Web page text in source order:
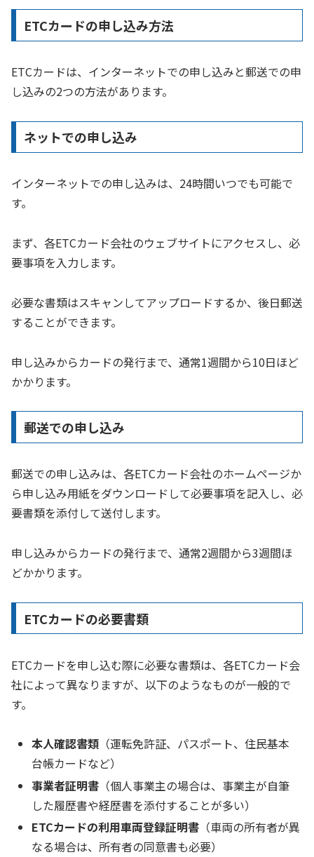
ETCカードの申し込み方法
ETCカードは、インターネットでの申し込みと郵送での申
し込みの2つの方法があります。
ネットでの申し込み
インターネットでの申し込みは、24時間いつでも可能で
す。
まず、各ETCカード会社のウェブサイトにアクセスし、必
要事項を入力します。
必要な書類はスキャンしてアップロードするか、後日郵送
することができます。
申し込みからカードの発行まで、通常1週間から10日ほど
かかります。
郵送での申し込み
郵送での申し込みは、各ETCカード会社のホームページか
ら申し込み用紙をダウンロードして必要事項を記入し、必
要書類を添付して送付します。
申し込みからカードの発行まで、通常2週間から3週間ほ
どかかります。
ETCカードの必要書類
ETCカードを申し込む際に必要な書類は、各ETCカード会
社によって異なりますが、以下のようなものが一般的で
す。
本人確認書類 （運転免許証、パスポート、住民基本
台帳カードなど）
事業者証明書 （個人事業主の場合は、事業主が自筆
した履歴書や経歴書を添付することが多い）
ETCカードの利用車両登録証明書 （車両の所有者が異
なる場合は、所有者の同意書も必要）